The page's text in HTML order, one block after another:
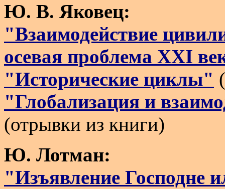
Ю. В. Яковец:
"Взаимодействие
осевая проблема XXI
"Исторические циклы"
"Глобализация и
(отрывки из книги)
Ю. Лотман:
"Изъявление Господне